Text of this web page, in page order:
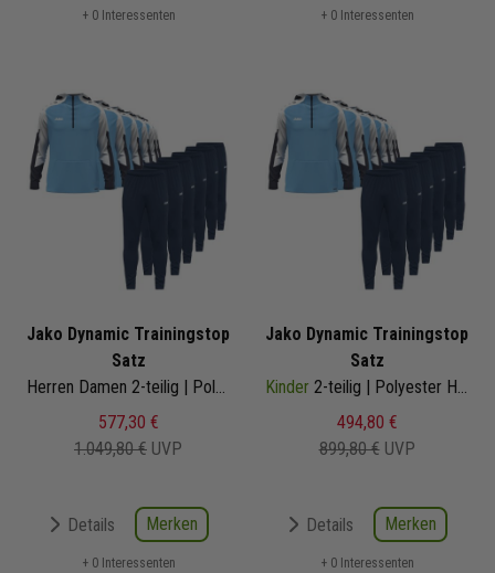
+ 0 Interessenten + 0 Interessenten
Jako Dynamic Trainingstop
Satz
Herren Damen 2-teilig | Polyester Hoodie Trainingshose
577,30 €
1.049,80 € UVP
Details Merken
+ 0 Interessenten
Jako Dynamic Trainingstop
Satz
Kinder 2-teilig | Polyester Hoodie Trainingshose
494,80 €
899,80 € UVP
Details Merken
+ 0 Interessenten